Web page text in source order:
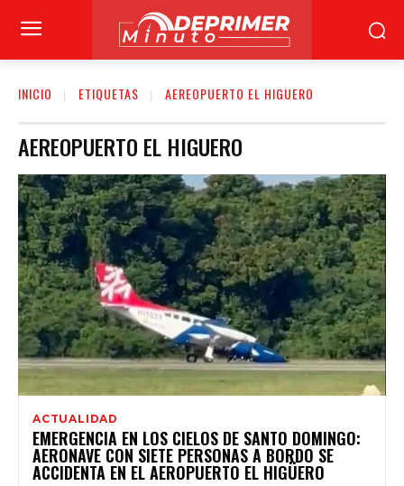
INICIO ETIQUETAS AEREOPUERTO EL HIGUERO
AEREOPUERTO EL HIGUERO
ACTUALIDAD
EMERGENCIA EN LOS CIELOS DE SANTO DOMINGO:
AERONAVE CON SIETE PERSONAS A BORDO SE
ACCIDENTA EN EL AEROPUERTO EL HIGÜERO